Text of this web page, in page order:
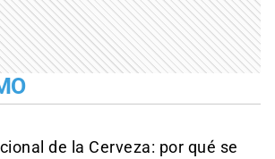
de la Cerveza: por qué se